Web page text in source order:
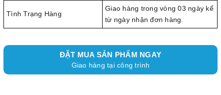
Tình Trạng Hàng
Giao hàng trong vòng 03 ngày kể
từ ngày nhận đơn hàng.
ĐẶT MUA SẢN PHẨM NGAY
Giao hàng tại công trình